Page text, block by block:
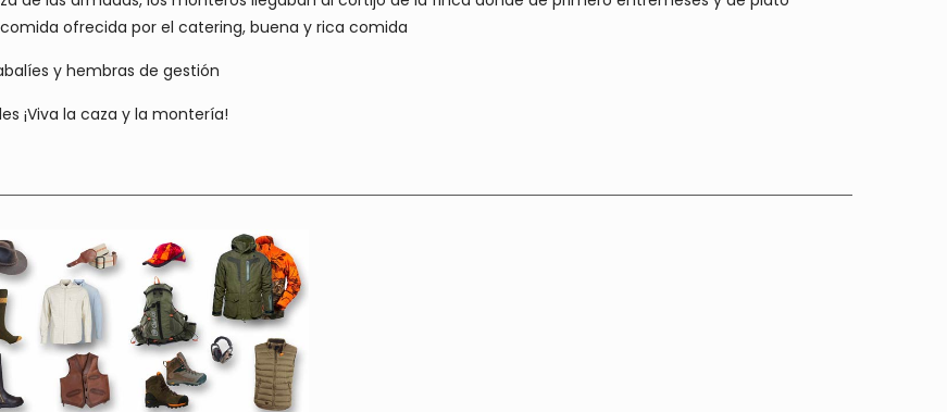
ofrecida por el catering, buena y rica comida
y hembras de gestión
¡Viva la caza y la montería!